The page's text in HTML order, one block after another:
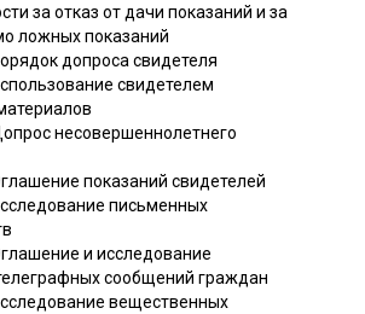
за отказ от дачи показаний и за
ложных показаний
допроса свидетеля
свидетелем
несовершеннолетнего
показаний свидетелей
письменных
и исследование
сообщений граждан
вещественных